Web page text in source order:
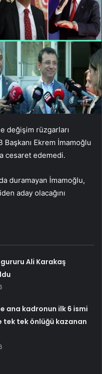
değişim rüzgarları
Başkanı Ekrem İmamoğlu
cesaret edemedi.
duramayan İmamoğlu,
aday olacağını
Ali Karakaş
ana kadronun ilk 6 ismi
tek tek önlüğü kazanan